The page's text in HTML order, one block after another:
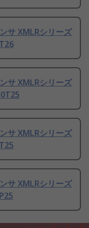
サ XMLRシリーズ
サ XMLRシリーズ
サ XMLRシリーズ
サ XMLRシリーズ